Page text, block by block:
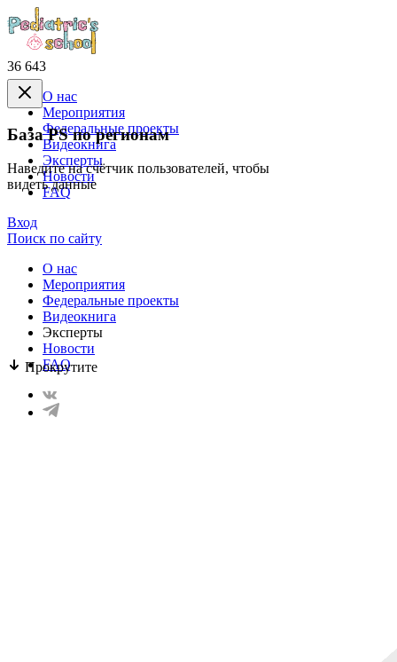
36 643
База PS по регионам
Наведите на счётчик пользователей, чтобы
видеть данные
Прокрутите
О нас
Mероприятия
Федеральные проекты
Видеокнига
Эксперты
Новости
FAQ
Вход
Поиск по сайту
О нас
Mероприятия
Федеральные проекты
Видеокнига
Эксперты
Новости
FAQ